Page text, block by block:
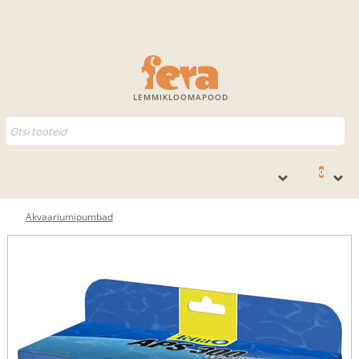
LEMMIKLOOMAPOOD
0
Akvaariumipumbad